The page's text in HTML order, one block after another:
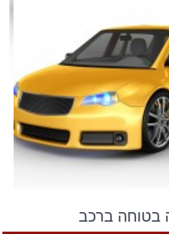
בטוחה ברכב